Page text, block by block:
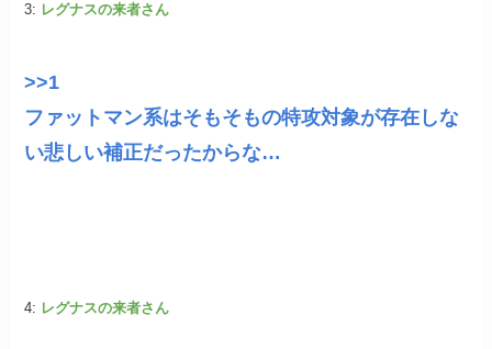
3: レグナスの来者さん
>>1
ファットマン系はそもそもの特攻対象が存在しな
い悲しい補正だったからな…
4: レグナスの来者さん